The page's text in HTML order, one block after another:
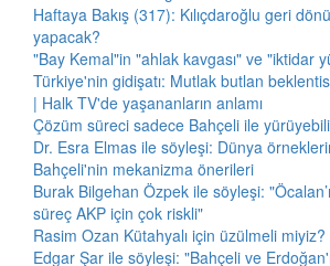
Haftaya Bakış (317): Kılıçdaroğlu geri
yapacak?
"Bay Kemal"in "ahlak kavgası" ve "iktidar
Türkiye'nin gidişatı: Mutlak butlan
| Halk TV'de yaşananların anlamı
Çözüm süreci sadece Bahçeli ile
Dr. Esra Elmas ile söyleşi: Dünya
Bahçeli'nin mekanizma önerileri
Burak Bilgehan Özpek ile söyleşi:
süreç AKP için çok riskli"
Rasim Ozan Kütahyalı için üzülmeli miyiz?
Edgar Şar ile söyleşi: "Bahçeli ve